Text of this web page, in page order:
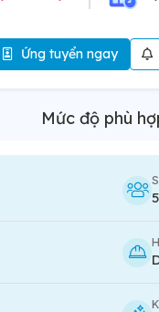
Ứng tuyển ngay
Mức độ phù
5